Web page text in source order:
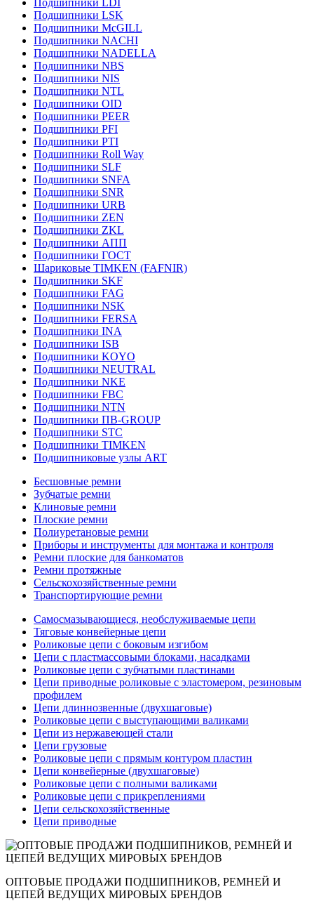
Подшипники LDI
Подшипники LSK
Подшипники McGILL
Подшипники NACHI
Подшипники NADELLA
Подшипники NBS
Подшипники NIS
Подшипники NTL
Подшипники OID
Подшипники PEER
Подшипники PFI
Подшипники PTI
Подшипники Roll Way
Подшипники SLF
Подшипники SNFA
Подшипники SNR
Подшипники URB
Подшипники ZEN
Подшипники ZKL
Подшипники АПП
Подшипники ГОСТ
Шариковые ТІMKEN (FAFNIR)
Подшипники SKF
Подшипники FAG
Подшипники NSK
Подшипники FERSA
Подшипники INA
Подшипники ISB
Подшипники KOYO
Подшипники NEUTRAL
Подшипники NKE
Подшипники FBC
Подшипники NTN
Подшипники ПВ-GROUP
Подшипники STC
Подшипники TIMKEN
Подшипниковые узлы ART
Бесшовные ремни
Зубчатые ремни
Клиновые ремни
Плоские ремни
Полиуретановые ремни
Приборы и инструменты для монтажа и контроля
Ремни плоские для банкоматов
Ремни протяжные
Сельскохозяйственные ремни
Транспортирующие ремни
Самосмазывающиеся, необслуживаемые цепи
Тяговые конвейерные цепи
Роликовые цепи с боковым изгибом
Цепи с пластмассовыми блоками, насадками
Роликовые цепи с зубчатыми пластинами
Цепи приводные роликовые с эластомером, резиновым
профилем
Цепи длиннозвенные (двухшаговые)
Роликовые цепи с выступающими валиками
Цепи из нержавеющей стали
Цепи грузовые
Роликовые цепи с прямым контуром пластин
Цепи конвейерные (двухшаговые)
Роликовые цепи с полными валиками
Роликовые цепи с прикреплениями
Цепи сельскохозяйственные
Цепи приводные
ОПТОВЫЕ ПРОДАЖИ ПОДШИПНИКОВ, РЕМНЕЙ И
ЦЕПЕЙ ВЕДУЩИХ МИРОВЫХ БРЕНДОВ